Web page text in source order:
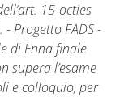
15-octies
Progetto FADS -
di Enna finale
supera l’esame
e colloquio, per